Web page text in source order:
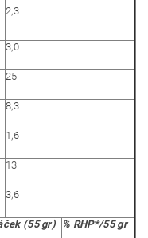
2,3
3,0
25
8,3
1,6
13
3,6
(55 gr) % RHP*/55 gr